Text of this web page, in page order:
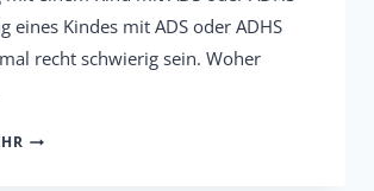
eines Kindes mit ADS oder ADHS
recht schwierig sein. Woher
WIE